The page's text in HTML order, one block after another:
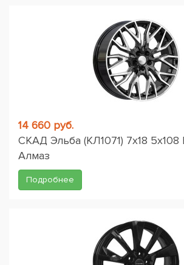
14 660 руб.
СКАД Эльба (КЛ1071) 7x18 5x108
Алмаз
Подробнее